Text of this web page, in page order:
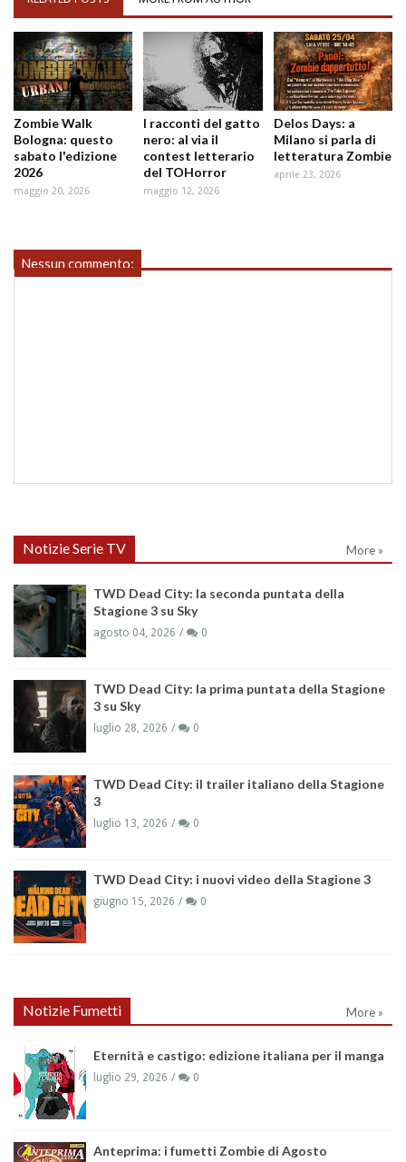
Zombie Walk
Bologna: questo
sabato l'edizione
2026
maggio 20, 2026
I racconti del gatto
nero: al via il
contest letterario
del TOHorror
maggio 12, 2026
Delos Days: a
Milano si parla di
letteratura Zombie
aprile 23, 2026
Nessun commento:
Notizie Serie TV More »
TWD Dead City: la seconda puntata della
Stagione 3 su Sky
agosto 04, 2026 0
TWD Dead City: la prima puntata della Stagione
3 su Sky
luglio 28, 2026 0
TWD Dead City: il trailer italiano della Stagione
3
luglio 13, 2026 0
TWD Dead City: i nuovi video della Stagione 3
giugno 15, 2026 0
Notizie Fumetti More »
Eternità e castigo: edizione italiana per il manga
luglio 29, 2026 0
Anteprima: i fumetti Zombie di Agosto